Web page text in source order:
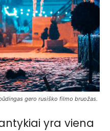
gero rusiško filmo bruožas.
yra viena